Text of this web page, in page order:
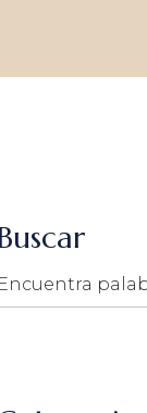
Search